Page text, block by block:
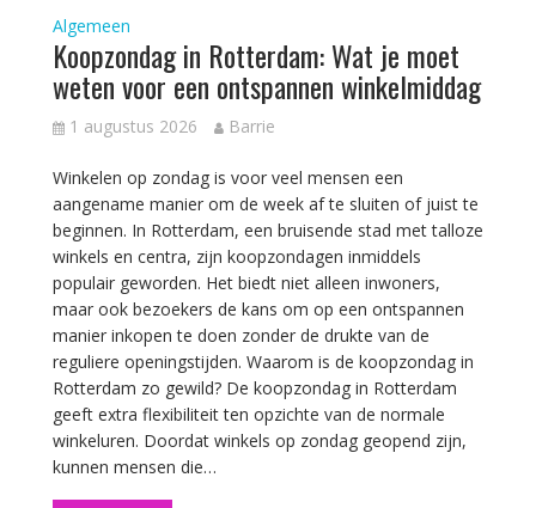
Algemeen
Koopzondag in Rotterdam: Wat je moet
weten voor een ontspannen winkelmiddag
1 augustus 2026 Barrie
Winkelen op zondag is voor veel mensen een
aangename manier om de week af te sluiten of juist te
beginnen. In Rotterdam, een bruisende stad met talloze
winkels en centra, zijn koopzondagen inmiddels
populair geworden. Het biedt niet alleen inwoners,
maar ook bezoekers de kans om op een ontspannen
manier inkopen te doen zonder de drukte van de
reguliere openingstijden. Waarom is de koopzondag in
Rotterdam zo gewild? De koopzondag in Rotterdam
geeft extra flexibiliteit ten opzichte van de normale
winkeluren. Doordat winkels op zondag geopend zijn,
kunnen mensen die…